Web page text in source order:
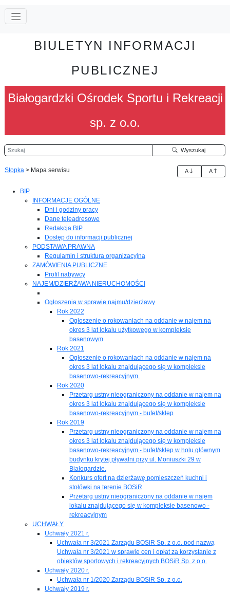
BIULETYN INFORMACJI
PUBLICZNEJ
Białogardzki Ośrodek Sportu i Rekreacji
sp. z o.o.
Szukaj Wyszukaj
Stopka > Mapa serwisu A A
BIP
INFORMACJE OGÓLNE
Dni i godziny pracy
Dane teleadresowe
Redakcja BIP
Dostęp do informacji publicznej
PODSTAWA PRAWNA
Regulamin i struktura organizacyjna
ZAMÓWIENIA PUBLICZNE
Profil nabywcy
NAJEM/DZIERŻAWA NIERUCHOMOŚCI
Ogłoszenia w sprawie najmu/dzierżawy
Rok 2022
Ogłoszenie o rokowaniach na oddanie w najem na
okres 3 lat lokalu użytkowego w kompleksie
basenowym
Rok 2021
Ogłoszenie o rokowaniach na oddanie w najem na
okres 3 lat lokalu znajdującego się w kompleksie
basenowo-rekreacyjnym.
Rok 2020
Przetarg ustny nieograniczony na oddanie w najem na
okres 3 lat lokalu znajdującego się w kompleksie
basenowo-rekreacyjnym - bufet/sklep
Rok 2019
Przetarg ustny nieograniczony na oddanie w najem na
okres 3 lat lokalu znajdującego się w kompleksie
basenowo-rekreacyjnym - bufet/sklep w holu głównym
budynku krytej pływalni przy ul. Moniuszki 29 w
Białogardzie.
Konkurs ofert na dzierżawę pomieszczeń kuchni i
stołówki na terenie BOSiR
Przetarg ustny nieograniczony na oddanie w najem
lokalu znajdującego się w kompleksie basenowo -
rekreacyjnym
UCHWAŁY
Uchwały 2021 r.
Uchwała nr 3/2021 Zarządu BOSiR Sp. z o.o. pod nazwą
Uchwała nr 3/2021 w sprawie cen i opłat za korzystanie z
obiektów sportowych i rekreacyjnych BOSiR Sp. z o.o.
Uchwały 2020 r.
Uchwała nr 1/2020 Zarządu BOSiR Sp. z o.o.
Uchwały 2019 r.